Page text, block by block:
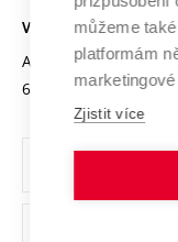
Projekty
Projekty ze
Specifický výzkum
Univerzitní sítě
Vyznamenání
Organizační
Ochrana osobních
VYSOKÉ UČENÍ
Antonínská 548/1
602 00 Brno
můžeme
platformám
Zjistit více